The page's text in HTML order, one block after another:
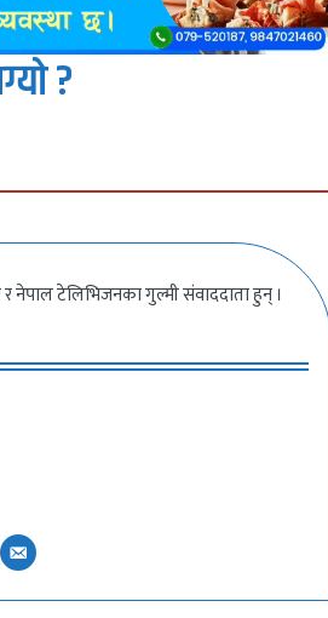
?
नेपाल टेलिभिजनका गुल्मी संवाददाता हुन् ।